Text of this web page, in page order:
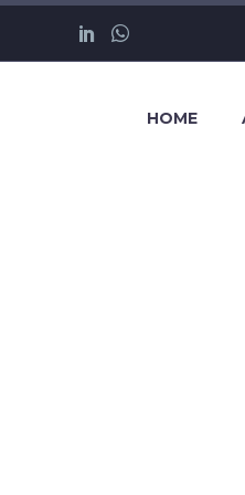
HOME